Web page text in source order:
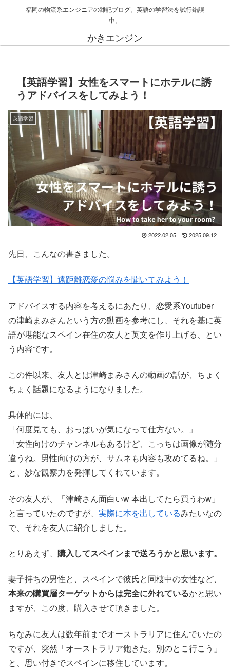
福岡の物流系エンジニアの雑記ブログ。英語の学習法を試行錯誤
中。
かきエンジン
【英語学習】女性をスマートにホテルに誘
うアドバイスをしてみよう！
英語学習
2022.02.05 2025.09.12
先日、こんなの書きました。
【英語学習】遠距離恋愛の悩みを聞いてみよう！
アドバイスする内容を考えるにあたり、恋愛系Youtuber
の津崎まみさんという方の動画を参考にし、それを基に英
語が堪能なスペイン在住の友人と英文を作り上げる、とい
う内容です。
この件以来、友人とは津崎まみさんの動画の話が、ちょく
ちょく話題になるようになりました。
具体的には、
「何度見ても、おっぱいが気になって仕方ない。」
「女性向けのチャンネルもあるけど、こっちは画像が随分
違うね。男性向けの方が、サムネも内容も攻めてるね。」
と、妙な観察力を発揮してくれています。
その友人が、「津崎さん面白いw 本出してたら買うわw」
と言っていたのですが、 実際に本を出しているみたいなの
で、それを友人に紹介しました。
とりあえず、 購入してスペインまで送ろうかと思います。
妻子持ちの男性と、スペインで彼氏と同棲中の女性など、
本来の購買層ターゲットからは完全に外れているかと思い
ますが、この度、購入させて頂きました。
ちなみに友人は数年前までオーストラリアに住んでいたの
ですが、突然「オーストラリア飽きた。別のとこ行こう」
と、思い付きでスペインに移住しています。